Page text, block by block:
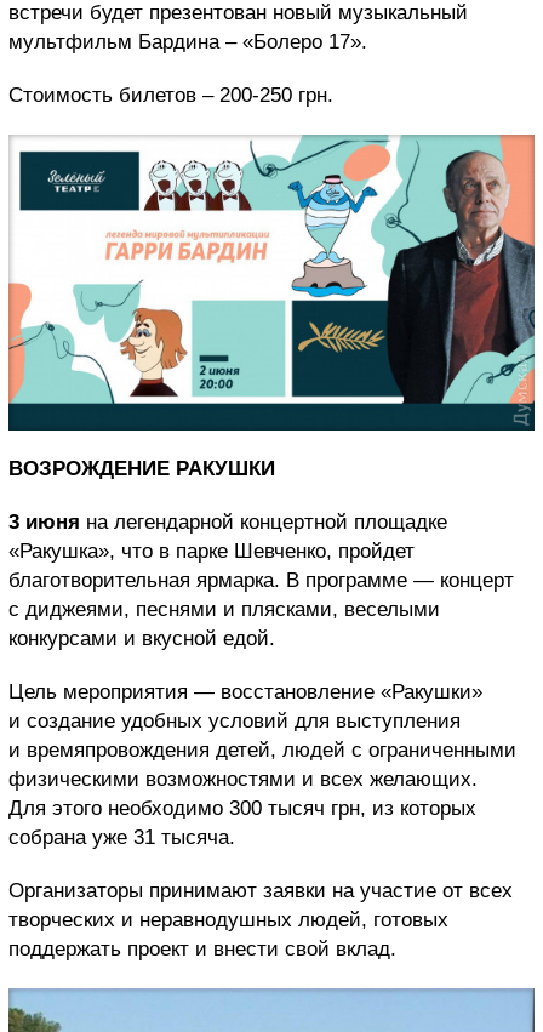
встречи будет презентован новый музыкальный
мультфильм Бардина – «Болеро 17».
Стоимость билетов – 200-250 грн.
ВОЗРОЖДЕНИЕ РАКУШКИ
3 июня на легендарной концертной площадке
«Ракушка», что в парке Шевченко, пройдет
благотворительная ярмарка. В программе — концерт
с диджеями, песнями и плясками, веселыми
конкурсами и вкусной едой.
Цель мероприятия — восстановление «Ракушки»
и создание удобных условий для выступления
и времяпровождения детей, людей с ограниченными
физическими возможностями и всех желающих.
Для этого необходимо 300 тысяч грн, из которых
собрана уже 31 тысяча.
Организаторы принимают заявки на участие от всех
творческих и неравнодушных людей, готовых
поддержать проект и внести свой вклад.